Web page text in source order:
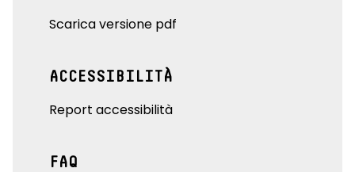
Scarica versione pdf
ACCESSIBILITÀ
Report accessibilità
FAQ